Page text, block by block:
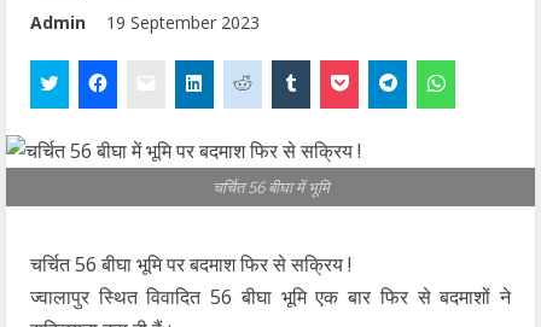
Admin 19 September 2023
चर्चित 56 बीघा में भूमि
चर्चित 56 बीघा भूमि पर बदमाश फिर से सक्रिय !
ज्वालापुर स्थित विवादित 56 बीघा भूमि एक बार फिर से बदमाशों ने